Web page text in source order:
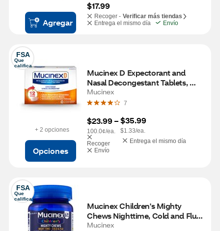
Agregar
$17.99
Recoger - Verificar más tiendas
Entrega el mismo día
Envío
FSA
Que
califica
+ 2 opciones
Opciones
Mucinex D Expectorant and
Nasal Decongestant Tablets,
18CT
Mucinex
7
$23.99 –
100.0¢/ea.
$35.99
$1.33/ea.
Recoger
Entrega el mismo día
Envío
FSA
Que
califica
Mucinex Children's Mighty
Chews Nighttime, Cold and Flu,
Mixed Berry, 16 CT
Mucinex